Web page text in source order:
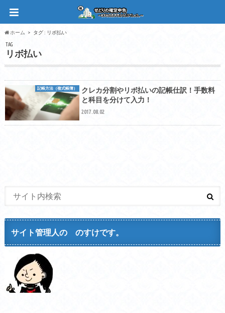
ホーム タグ : リボ払い
TAG
リボ払い
記帳方法（複式帳簿）
クレカ分割やリボ払いの記帳仕訳！手数料
と科目を分けて入力！
2017.08.02
サイト管理人の のすけです。